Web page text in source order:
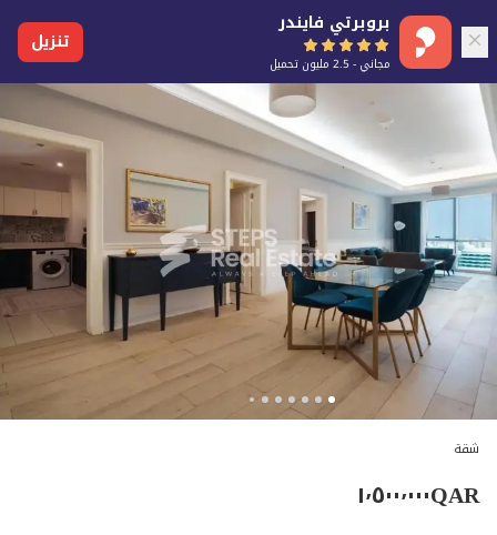
بروبرتي فايندر
مجاني - 2.5 مليون تحميل
تنزيل
شقة
QAR١٬٥٠٠٬٠٠٠